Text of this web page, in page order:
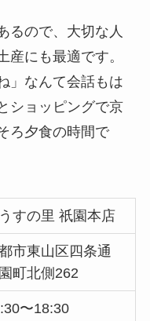
るので、大切な人
産にも最適です。
」なんて会話もは
ショッピングで京
ろ夕食の時間で
すの里 祇園本店
市東山区四条通
町北側262
〜18:30